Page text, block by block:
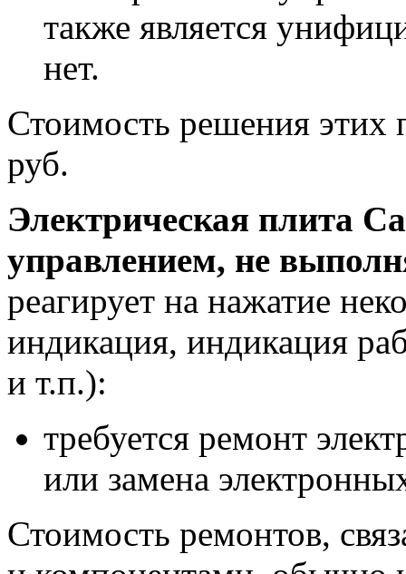
также является
нет.
Стоимость решения этих
руб.
Электрическая плита
управлением, не
реагирует на нажатие
индикация, индикация
и т.п.):
требуется ремонт
или замена
Стоимость ремонтов,